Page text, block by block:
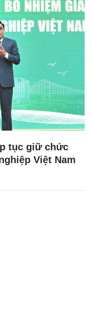
tục giữ chức
Việt Nam